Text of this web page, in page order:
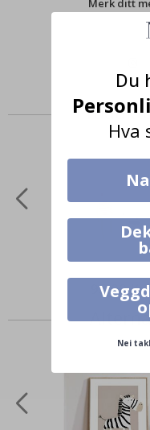
Merk ditt
95,00 Kr
Du
Hva
Nei